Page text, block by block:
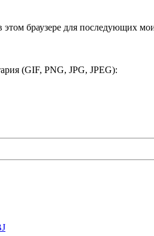
этом браузере для последующих
(GIF, PNG, JPG, JPEG):